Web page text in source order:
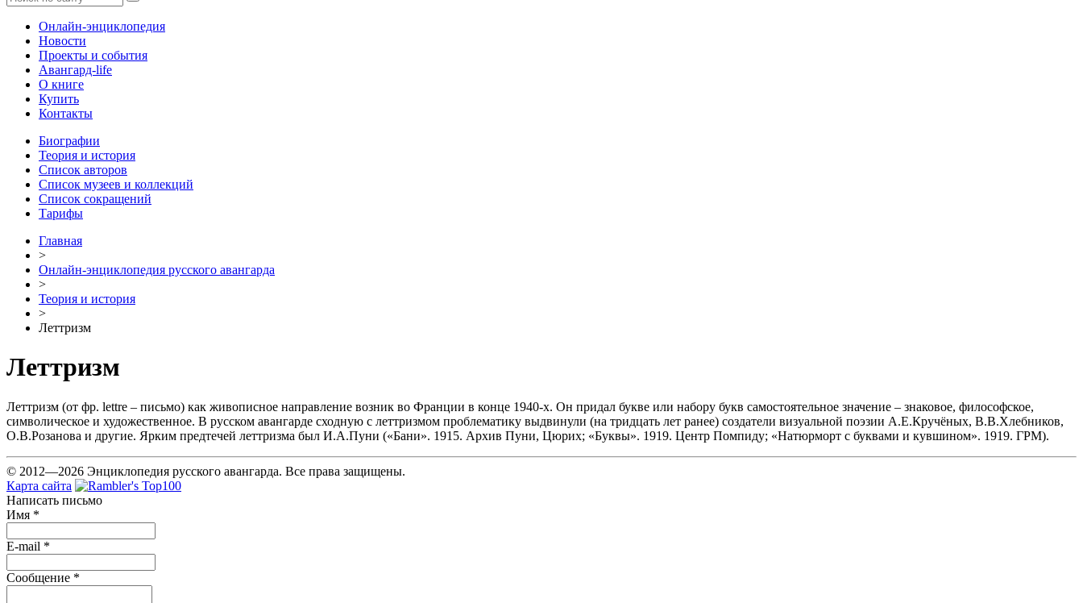
Онлайн-энциклопедия
Новости
Проекты и события
Авангард-life
О книге
Купить
Контакты
Биографии
Теория и история
Список авторов
Список музеев и коллекций
Список сокращений
Тарифы
Главная
>
Онлайн-энциклопедия русского авангарда
>
Теория и история
>
Леттризм
Леттризм
Леттризм (от фр. lettre – письмо) как живописное направление возник во Франции в конце 1940-х. Он придал букве или набору букв самостоятельное значение – знаковое, философское,
символическое и художественное. В русском авангарде сходную с леттризмом проблематику выдвинули (на тридцать лет ранее) создатели визуальной поэзии А.Е.Кручёных, В.В.Хлебников,
О.В.Розанова и другие. Ярким предтечей леттризма был И.А.Пуни («Бани». 1915. Архив Пуни, Цюрих; «Буквы». 1919. Центр Помпиду; «Натюрморт с буквами и кувшином». 1919. ГРМ).
© 2012—2026 Энциклопедия русского авангарда. Все права защищены.
Карта сайта
Написать письмо
Имя *
E-mail *
Сообщение *